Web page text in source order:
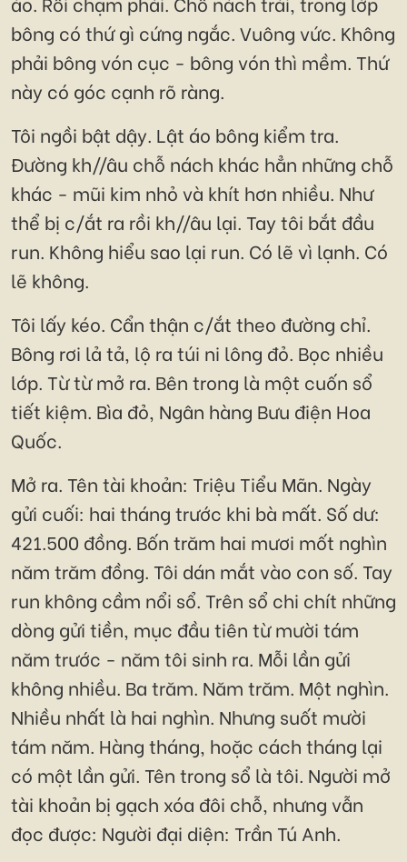
bông có thứ gì cứng ngắc. Vuông vức. Không
phải bông vón cục - bông vón thì mềm. Thứ
này có góc cạnh rõ ràng.
Tôi ngồi bật dậy. Lật áo bông kiểm tra.
Đường kh//âu chỗ nách khác hẳn những chỗ
khác - mũi kim nhỏ và khít hơn nhiều. Như
thể bị c/ắt ra rồi kh//âu lại. Tay tôi bắt đầu
run. Không hiểu sao lại run. Có lẽ vì lạnh. Có
lẽ không.
Tôi lấy kéo. Cẩn thận c/ắt theo đường chỉ.
Bông rơi lả tả, lộ ra túi ni lông đỏ. Bọc nhiều
lớp. Từ từ mở ra. Bên trong là một cuốn sổ
tiết kiệm. Bìa đỏ, Ngân hàng Bưu điện Hoa
Quốc.
Mở ra. Tên tài khoản: Triệu Tiểu Mãn. Ngày
gửi cuối: hai tháng trước khi bà mất. Số dư:
421.500 đồng. Bốn trăm hai mươi mốt nghìn
năm trăm đồng. Tôi dán mắt vào con số. Tay
run không cầm nổi sổ. Trên sổ chi chít những
dòng gửi tiền, mục đầu tiên từ mười tám
năm trước - năm tôi sinh ra. Mỗi lần gửi
không nhiều. Ba trăm. Năm trăm. Một nghìn.
Nhiều nhất là hai nghìn. Nhưng suốt mười
tám năm. Hàng tháng, hoặc cách tháng lại
có một lần gửi. Tên trong sổ là tôi. Người mở
tài khoản bị gạch xóa đôi chỗ, nhưng vẫn
đọc được: Người đại diện: Trần Tú Anh.